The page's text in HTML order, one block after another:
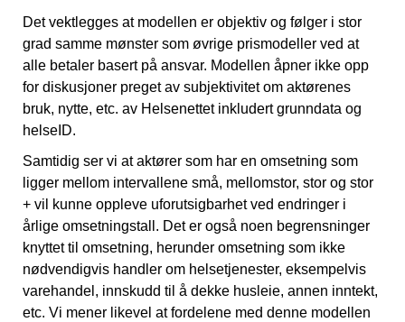
Det vektlegges at modellen er objektiv og følger i stor
grad samme mønster som øvrige prismodeller ved at
alle betaler basert på ansvar. Modellen åpner ikke opp
for diskusjoner preget av subjektivitet om aktørenes
bruk, nytte, etc. av Helsenettet inkludert grunndata og
helseID.
Samtidig ser vi at aktører som har en omsetning som
ligger mellom intervallene små, mellomstor, stor og stor
+ vil kunne oppleve uforutsigbarhet ved endringer i
årlige omsetningstall. Det er også noen begrensninger
knyttet til omsetning, herunder omsetning som ikke
nødvendigvis handler om helsetjenester, eksempelvis
varehandel, innskudd til å dekke husleie, annen inntekt,
etc. Vi mener likevel at fordelene med denne modellen